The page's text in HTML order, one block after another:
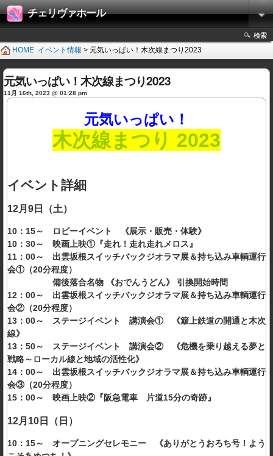
チェリヴァホール
検索
HOME イベント情報 > 元気いっぱい！木次線まつり2023
元気いっぱい！木次線まつり2023
11月 16th, 2023 @ 01:28 pm
元気いっぱい！
木次線まつり 2023
イベント詳細
12月9日（土）
10：15～ ロビーイベント 《展示・販売・体験》
10：30～ 映画上映①『走れ！走れ走れメロス』
11：00～ 出雲坂根スイッチバックジオラマ展＆持ち込み車輌運行
会①（20分程度）
備後落合名物 《おでんうどん》 引換開始時間
12：00～ 出雲坂根スイッチバックジオラマ展＆持ち込み車輌運行
会②（20分程度）
13：00～ ステージイベント 講演会① 《簸上鉄道の開通と木次
線》
13：50～ ステージイベント 講演会② 《危機を乗り越える夢と
戦略～ローカル線と地域の活性化》
14：00～ 出雲坂根スイッチバックジオラマ展＆持ち込み車輌運行
会③（20分程度）
15：00～ 映画上映②『阪急電車 片道15分の奇跡』
12月10日（日）
10：15～ オープニングセレモニー 《ありがとうおろち号！よう